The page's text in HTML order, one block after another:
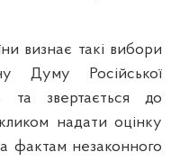
визнає такі вибори
Думу Російської
та звертається до
надати оцінку
фактам незаконного